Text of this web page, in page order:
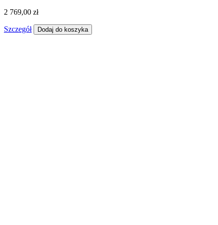
2 769,00 zł
Szczegół Dodaj do koszyka